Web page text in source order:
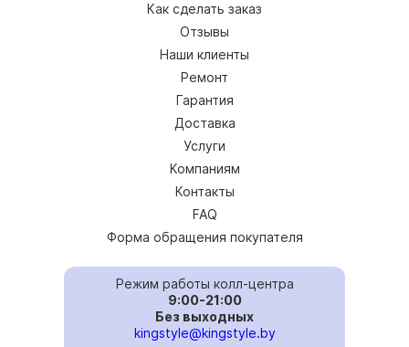
Как сделать заказ
Отзывы
Наши клиенты
Ремонт
Гарантия
Доставка
Услуги
Компаниям
Контакты
FAQ
Форма обращения покупателя
Режим работы колл-центра
9:00-21:00
Без выходных
kingstyle@kingstyle.by